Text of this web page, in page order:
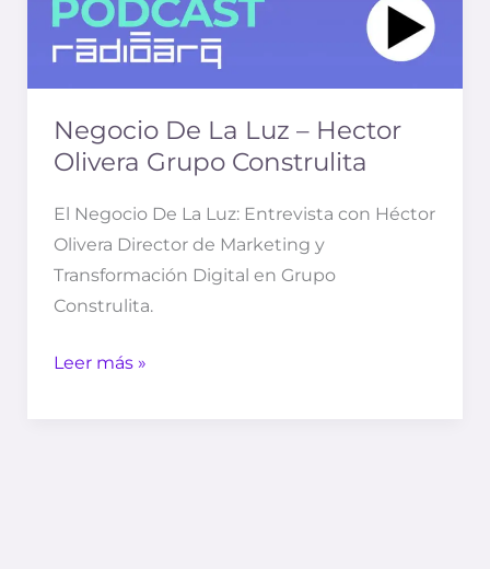
Negocio De La Luz – Hector
Olivera Grupo Construlita
El Negocio De La Luz​: Entrevista con Héctor
Olivera Director de Marketing y
Transformación Digital en Grupo
Construlita.
Leer más »